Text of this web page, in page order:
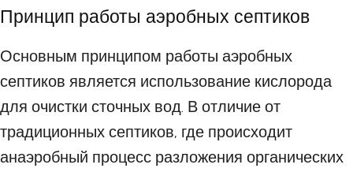
Принцип работы аэробных септиков
Основным принципом работы аэробных
септиков является использование кислорода
для очистки сточных вод. В отличие от
традиционных септиков, где происходит
анаэробный процесс разложения органических